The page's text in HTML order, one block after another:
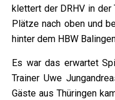
klettert der DRHV in
Plätze nach oben und
hinter dem HBW
Es war das erwartet
Trainer Uwe
Gäste aus Thüringen